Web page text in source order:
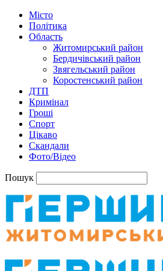
Місто
Політика
Область
Житомирський район
Бердичівський район
Звягельський район
Коростенський район
ДТП
Кримінал
Гроші
Спорт
Цікаво
Скандали
Фото/Відео
Пошук